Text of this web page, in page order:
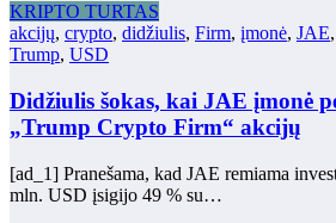
KRIPTO TURTAS
akcijų, crypto, didžiulis, Firm, įmonė, JAE,
Trump, USD
Didžiulis šokas, kai JAE įmonė
„Trump Crypto Firm“ akcijų
[ad_1] Pranešama, kad JAE remiama
mln. USD įsigijo 49 % su…